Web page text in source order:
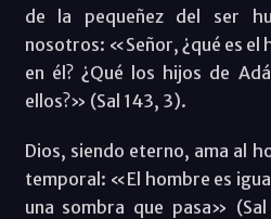
de la pequeñez del ser
nosotros: «Señor, ¿qué es el
en él? ¿Qué los hijos de
ellos?» (Sal 143, 3).
Dios, siendo eterno, ama al
temporal: «El hombre es
una sombra que pasa»